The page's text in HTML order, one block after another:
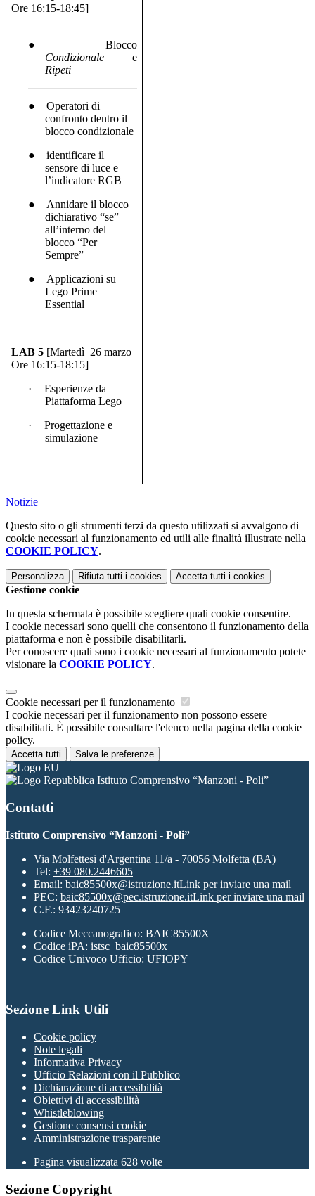
Ore 16:15-18:45]
●
Blocco
Condizionalee
Ripeti
●
Operatori di
confronto dentro il
blocco condizionale
●
identificare il
sensore di luce e
l’indicatore RGB
●
Annidare il blocco
dichiarativo “se”
all’interno del
blocco “Per
Sempre”
●
Applicazioni su
Lego Prime
Essential
LAB 5[Martedì 26 marzo
Ore 16:15-18:15]
·
Esperienze da
Piattaforma Lego
·
Progettazione e
simulazione
Notizie
Questo sito o gli strumenti terzi da questo utilizzati si avvalgono di
cookie necessari al funzionamento ed utili alle finalità illustrate nella
COOKIE POLICY.
Personalizza Rifiuta tutti i cookies Accetta tutti i cookies
Gestione cookie
In questa schermata è possibile scegliere quali cookie consentire.
I cookie necessari sono quelli che consentono il funzionamento della
piattaforma e non è possibile disabilitarli.
Per conoscere quali sono i cookie necessari al funzionamento potete
visionare la COOKIE POLICY.
Cookie necessari per il funzionamento
I cookie necessari per il funzionamento non possono essere
disabilitati. È possibile consultare l'elenco nella pagina della cookie
policy.
Accetta tutti Salva le preferenze
Istituto Comprensivo “Manzoni - Poli”
Contatti
Istituto Comprensivo “Manzoni - Poli”
Via Molfettesi d'Argentina 11/a - 70056 Molfetta (BA)
Tel: +39 080.2446605
Email: baic85500x@istruzione.itLink per inviare una mail
PEC: baic85500x@pec.istruzione.itLink per inviare una mail
C.F.: 93423240725
Codice Meccanografico: BAIC85500X
Codice iPA: istsc_baic85500x
Codice Univoco Ufficio: UFIOPY
Sezione Link Utili
Cookie policy
Note legali
Informativa Privacy
Ufficio Relazioni con il Pubblico
Dichiarazione di accessibilità
Obiettivi di accessibilità
Whistleblowing
Gestione consensi cookie
Amministrazione trasparente
Pagina visualizzata 628 volte
Sezione Copyright